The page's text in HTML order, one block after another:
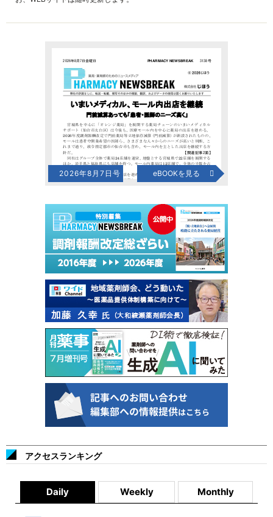
2026年8月7日号 eBOOKを見る
アクセスランキング
Daily Weekly Monthly